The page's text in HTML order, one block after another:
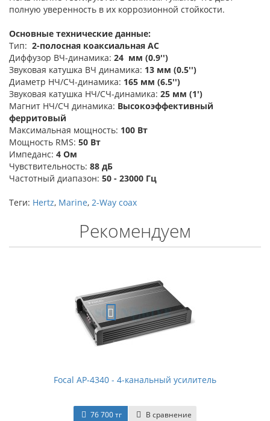
полную уверенность в их коррозионной стойкости.
Основные технические данные:
Тип: 2-полосная коаксиальная АС
Диффузор ВЧ-динамика: 24 мм (0.9'')
Звуковая катушка ВЧ динамика: 13 мм (0.5'')
Диаметр НЧ/СЧ-динамика: 165 мм (6.5'')
Звуковая катушка НЧ/СЧ-динамика: 25 мм (1')
Магнит НЧ/СЧ динамика: Высокоэффективный
ферритовый
Максимальная мощность: 100 Вт
Мощность RMS: 50 Вт
Импеданс: 4 Ом
Чувствительность: 88 дБ
Частотный диапазон: 50 - 23000 Гц
Теги: Hertz, Marine, 2-Way coax
Рекомендуем
Focal AP-4340 - 4-канальный усилитель
76 700 тг В сравнение